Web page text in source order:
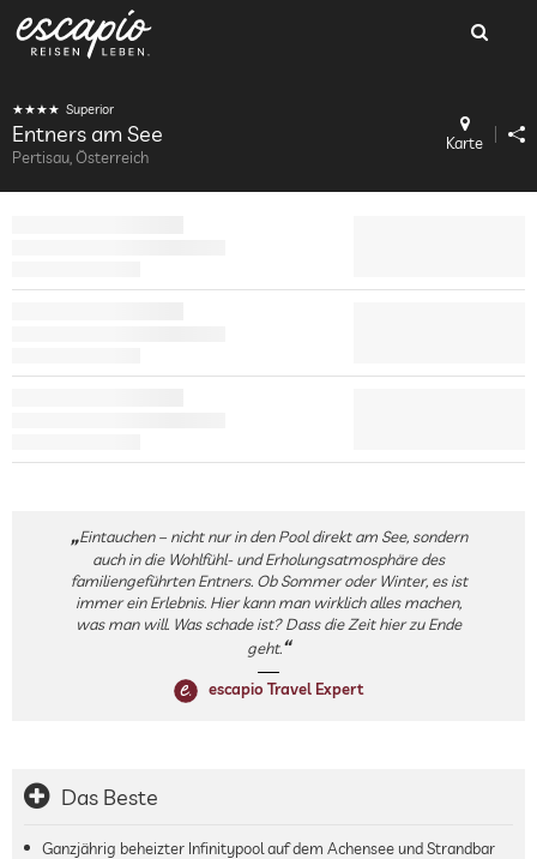
Superior
Entners am See
Pertisau, Österreich
Karte
Eintauchen – nicht nur in den Pool direkt am See, sondern
auch in die Wohlfühl- und Erholungsatmosphäre des
familiengeführten Entners. Ob Sommer oder Winter, es ist
immer ein Erlebnis. Hier kann man wirklich alles machen,
was man will. Was schade ist? Dass die Zeit hier zu Ende
geht.
escapio Travel Expert
Das Beste
Ganzjährig beheizter Infinitypool auf dem Achensee und Strandbar